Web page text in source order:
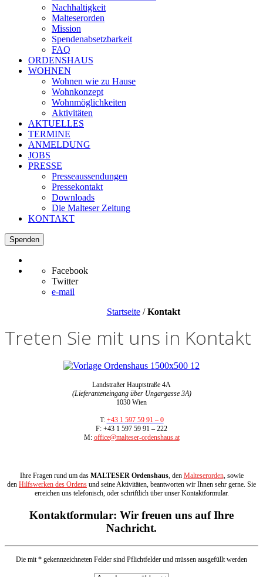
Nachhaltigkeit
Malteserorden
Mission
Spendenabsetzbarkeit
FAQ
ORDENSHAUS
WOHNEN
Wohnen wie zu Hause
Wohnkonzept
Wohnmöglichkeiten
Aktivitäten
AKTUELLES
TERMINE
ANMELDUNG
JOBS
PRESSE
Presseaussendungen
Pressekontakt
Downloads
Die Malteser Zeitung
KONTAKT
Spenden
Facebook
Twitter
e-mail
Startseite/Kontakt
Treten Sie mit uns in Kontakt
Landstraßer Hauptstraße 4A
(Lieferanteneingang über Ungargasse 3A)
1030 Wien
T: +43 1 597 59 91 – 0
F: +43 1 597 59 91 – 222
M: office@malteser-ordenshaus.at
Ihre Fragen rund um das MALTESER Ordenshaus, den Malteserorden, sowie
den Hilfswerken des Ordens und seine Aktivitäten, beantworten wir Ihnen sehr gerne. Sie
erreichen uns telefonisch, oder schriftlich über unser Kontaktformular.
Kontaktformular: Wir freuen uns auf Ihre
Nachricht.
Die mit * gekennzeichneten Felder sind Pflichtfelder und müssen ausgefüllt werden